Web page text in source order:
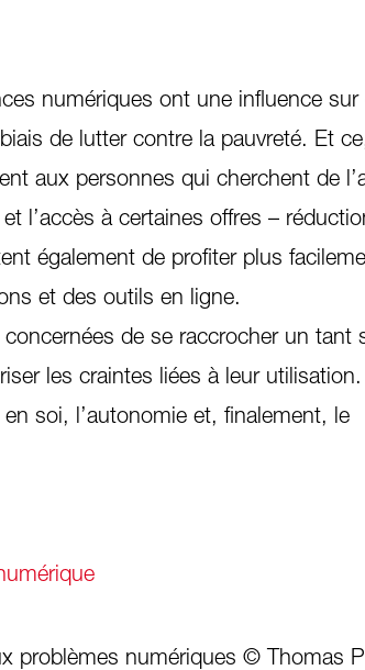
numériques ont une influence sur
de lutter contre la pauvreté. Et
aux personnes qui cherchent de
l’accès à certaines offres –
également de profiter plus
et des outils en ligne.
de se raccrocher un tant
les craintes liées à leur
soi, l’autonomie et, finalement, le
problèmes numériques © Thomas